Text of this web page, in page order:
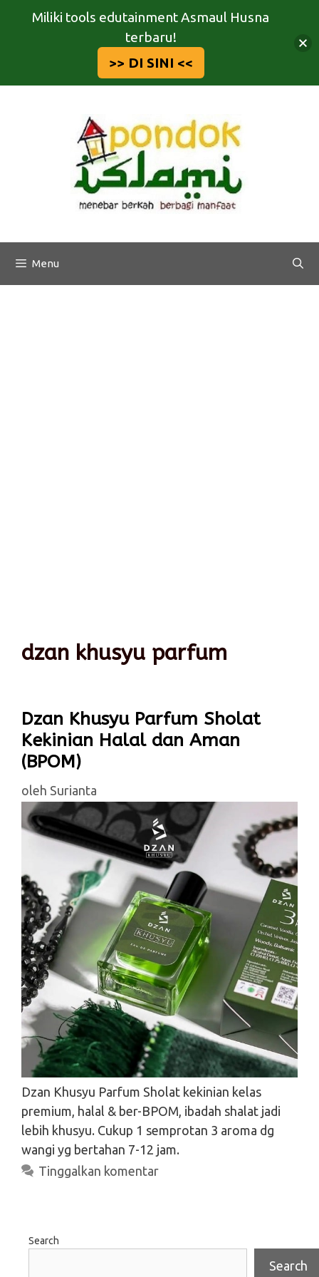
Menu
dzan khusyu parfum
Dzan Khusyu Parfum Sholat
Kekinian Halal dan Aman
(BPOM)
oleh Surianta
Dzan Khusyu Parfum Sholat kekinian kelas
premium, halal & ber-BPOM, ibadah shalat jadi
lebih khusyu. Cukup 1 semprotan 3 aroma dg
wangi yg bertahan 7-12 jam.
Tinggalkan komentar
Search
Search
Miliki tools edutainment Asmaul Husna
terbaru!
>> DI SINI <<